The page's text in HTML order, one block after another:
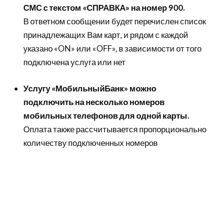
СМС с текстом «СПРАВКА» на номер 900.
В ответном сообщении будет перечислен список
принадлежащих Вам карт, и рядом с каждой
указано «ON» или «OFF», в зависимости от того
подключена услуга или нет
Услугу «МобильныйБанк» можно
подключить на несколько номеров
мобильных телефонов для одной карты.
Оплата также рассчитывается пропорционально
количеству подключенных номеров